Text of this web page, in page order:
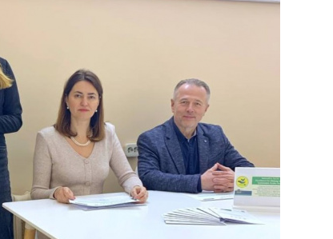
госпдоговірних робіт (послуг)